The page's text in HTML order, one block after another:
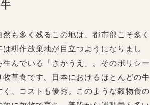
も多く残るこの地は、都市部こそ多く
耕作放棄地が目立つようになりまし
んでいる「さかうえ」。そのポリシー
草食です。日本におけるほとんどの牛
、コストも優秀。このような穀物食の